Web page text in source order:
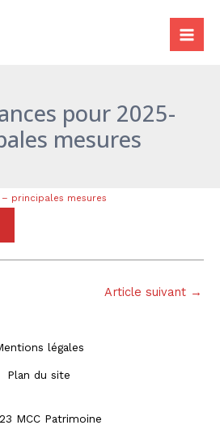
pour 2025-
mesures
principales mesures
Article suivant →
légales
Plan du site
MCC Patrimoine